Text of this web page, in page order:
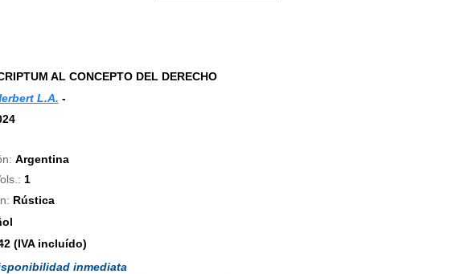
AL CONCEPTO DEL DERECHO
L.A. -
Argentina
1
Rústica
(IVA incluído)
inmediata